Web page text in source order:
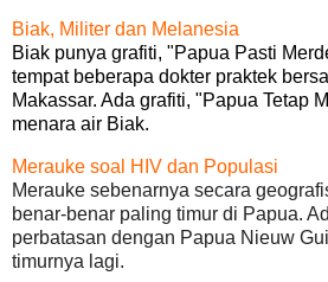
Biak, Militer dan Melanesia
Biak punya grafiti, "Papua Pasti
tempat beberapa dokter praktek
Makassar. Ada grafiti, "Papua Tetap
menara air Biak.
Merauke soal HIV dan Populasi
Merauke sebenarnya secara
benar-benar paling timur di Papua.
perbatasan dengan Papua Nieuw
timurnya lagi.